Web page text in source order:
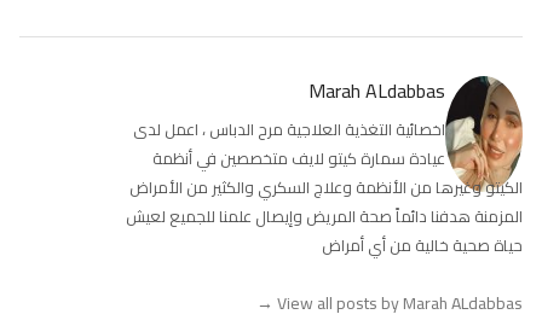
Marah ALdabbas
اخصائية التغذية العلاجية مرح الدباس ، اعمل لدى
عيادة سمارة كيتو لايف متخصصين في أنظمة
الكيتو وغيرها من الأنظمة وعلاج السكري والكثير من الأمراض
المزمنة هدفنا دائماً صحة المريض وإيصال علمنا للجميع لعيش
حياة صحية خالية من أي أمراض
View all posts by Marah ALdabbas
→